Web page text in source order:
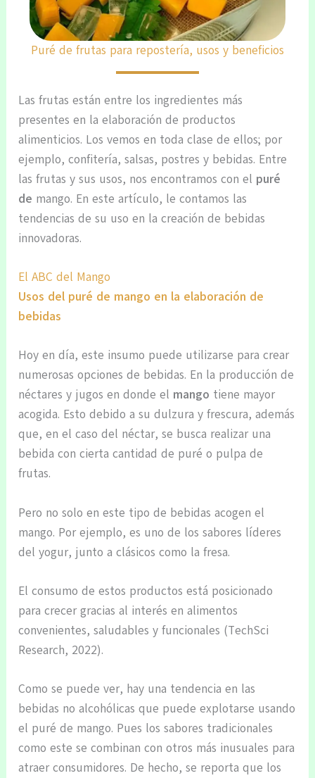
Puré de frutas para repostería, usos y beneficios
Las frutas están entre los ingredientes más
presentes en la elaboración de productos
alimenticios. Los vemos en toda clase de ellos; por
ejemplo, confitería, salsas, postres y bebidas. Entre
las frutas y sus usos, nos encontramos con el puré
de mango. En este artículo, le contamos las
tendencias de su uso en la creación de bebidas
innovadoras.
El ABC del Mango
Usos del puré de mango en la elaboración de
bebidas
Hoy en día, este insumo puede utilizarse para crear
numerosas opciones de bebidas. En la producción de
néctares y jugos en donde el mango tiene mayor
acogida. Esto debido a su dulzura y frescura, además
que, en el caso del néctar, se busca realizar una
bebida con cierta cantidad de puré o pulpa de
frutas.
Pero no solo en este tipo de bebidas acogen el
mango. Por ejemplo, es uno de los sabores líderes
del yogur, junto a clásicos como la fresa.
El consumo de estos productos está posicionado
para crecer gracias al interés en alimentos
convenientes, saludables y funcionales (TechSci
Research, 2022).
Como se puede ver, hay una tendencia en las
bebidas no alcohólicas que puede explotarse usando
el puré de mango. Pues los sabores tradicionales
como este se combinan con otros más inusuales para
atraer consumidores. De hecho, se reporta que los